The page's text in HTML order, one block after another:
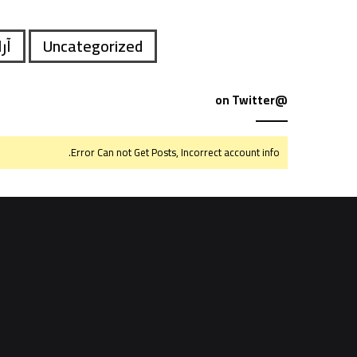
Uncategorized
@on Twitter
Error Can not Get Posts, Incorrect account info.